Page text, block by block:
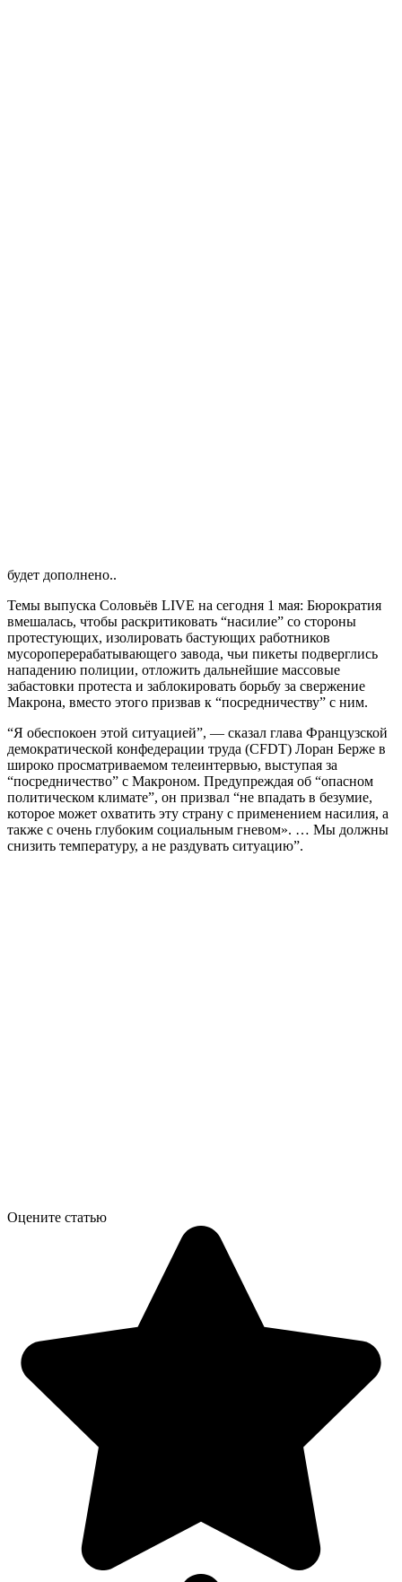
будет дополнено..
Темы выпуска Соловьёв LIVE на сегодня 1 мая: Бюрократия
вмешалась, чтобы раскритиковать “насилие” со стороны
протестующих, изолировать бастующих работников
мусороперерабатывающего завода, чьи пикеты подверглись
нападению полиции, отложить дальнейшие массовые
забастовки протеста и заблокировать борьбу за свержение
Макрона, вместо этого призвав к “посредничеству” с ним.
“Я обеспокоен этой ситуацией”, — сказал глава Французской
демократической конфедерации труда (CFDT) Лоран Берже в
широко просматриваемом телеинтервью, выступая за
“посредничество” с Макроном. Предупреждая об “опасном
политическом климате”, он призвал “не впадать в безумие,
которое может охватить эту страну с применением насилия, а
также с очень глубоким социальным гневом». … Мы должны
снизить температуру, а не раздувать ситуацию”.
Оцените статью